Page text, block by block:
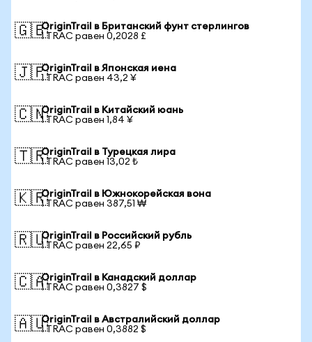
🇬🇧OriginTrail в Британский фунт стерлингов
1 TRAC равен 0,2028 £
🇯🇵OriginTrail в Японская иена
1 TRAC равен 43,2 ¥
🇨🇳OriginTrail в Китайский юань
1 TRAC равен 1,84 ¥
🇹🇷OriginTrail в Турецкая лира
1 TRAC равен 13,02 ₺
🇰🇷OriginTrail в Южнокорейская вона
1 TRAC равен 387,51 ₩
🇷🇺OriginTrail в Российский рубль
1 TRAC равен 22,65 ₽
🇨🇦OriginTrail в Канадский доллар
1 TRAC равен 0,3827 $
🇦🇺OriginTrail в Австралийский доллар
1 TRAC равен 0,3882 $